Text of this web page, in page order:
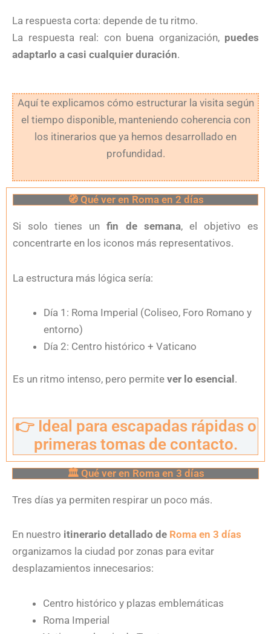
La respuesta corta: depende de tu ritmo.
La respuesta real: con buena organización, puedes
adaptarlo a casi cualquier duración.
Aquí te explicamos cómo estructurar la visita según
el tiempo disponible, manteniendo coherencia con
los itinerarios que ya hemos desarrollado en
profundidad.
🧭 Qué ver en Roma en 2 días
Si solo tienes unfin de semana, el objetivo es
concentrarte en los iconos más representativos.
La estructura más lógica sería:
Día 1: Roma Imperial (Coliseo, Foro Romano y
entorno)
Día 2: Centro histórico + Vaticano
Es un ritmo intenso, pero permite ver lo esencial.
👉 Ideal para escapadas rápidas o
primeras tomas de contacto.
🏛 Qué ver en Roma en 3 días
Tres días ya permiten respirar un poco más.
En nuestro itinerario detallado de Roma en 3 días
organizamos la ciudad por zonas para evitar
desplazamientos innecesarios:
Centro histórico y plazas emblemáticas
Roma Imperial